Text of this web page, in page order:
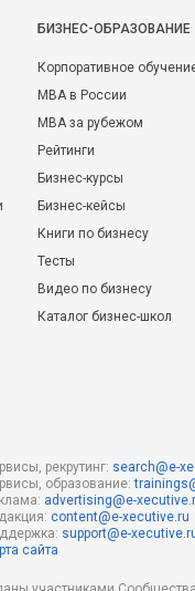
БИЗНЕС-ОБРАЗОВАНИЕ
Корпоративное
MBA в России
MBA за рубежом
Рейтинги
Бизнес-курсы
Бизнес-кейсы
Книги по бизнесу
Тесты
Видео по бизнесу
Каталог бизнес-школ
рекрутинг: search@e-
образование:
advertising@e-
content@e-xecutive.ru
support@e-
сайта